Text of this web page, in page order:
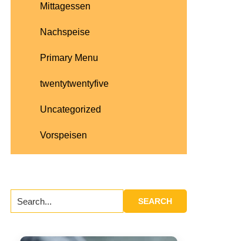
Mittagessen
Nachspeise
Primary Menu
twentytwentyfive
Uncategorized
Vorspeisen